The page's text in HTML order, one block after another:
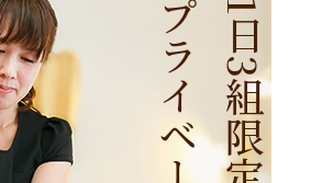
1
日
3
組
限定